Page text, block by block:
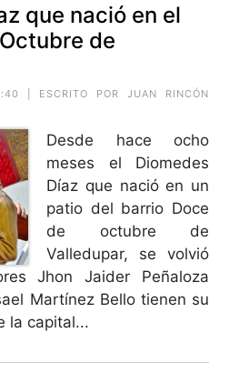
que nació en el
de
| ESCRITO POR JUAN RINCÓN
Desde hace ocho
meses el Diomedes
Díaz que nació en un
patio del barrio Doce
de octubre de
Valledupar, se volvió
Jhon Jaider Peñaloza
Martínez Bello tienen su
la capital...